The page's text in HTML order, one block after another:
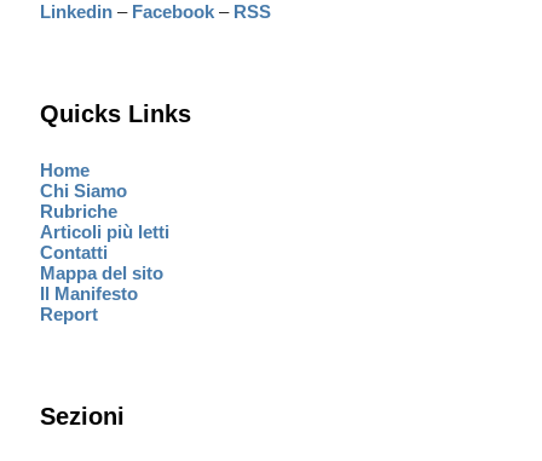
Linkedin – Facebook – RSS
Quicks Links
Home
Chi Siamo
Rubriche
Articoli più letti
Contatti
Mappa del sito
Il Manifesto
Report
Sezioni